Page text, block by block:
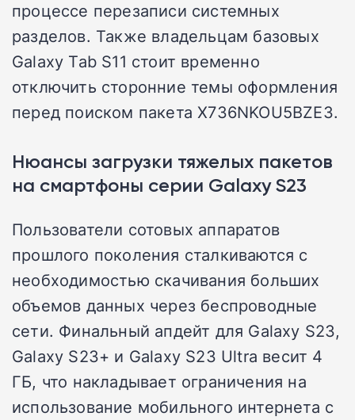
процессе перезаписи системных
разделов. Также владельцам базовых
Galaxy Tab S11 стоит временно
отключить сторонние темы оформления
перед поиском пакета X736NKOU5BZE3.
Нюансы загрузки тяжелых пакетов
на смартфоны серии Galaxy S23
Пользователи сотовых аппаратов
прошлого поколения сталкиваются с
необходимостью скачивания больших
объемов данных через беспроводные
сети. Финальный апдейт для Galaxy S23,
Galaxy S23+ и Galaxy S23 Ultra весит 4
ГБ, что накладывает ограничения на
использование мобильного интернета с